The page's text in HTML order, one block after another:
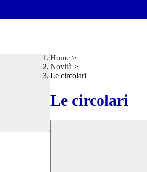
Home >
Novità >
Le circolari
Le circolari